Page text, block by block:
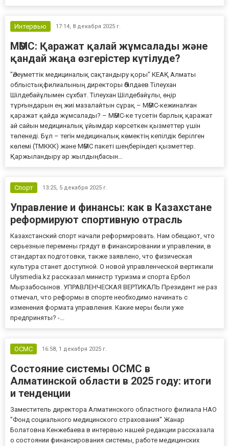
Интервью 17:14, 8 декабря 2025 г.
МӘМС: Қаражат қалай жұмсалады және
қандай жаңа өзгерістер күтілуде?
"Әлеуметтік медициналық сақтандыру қоры" КЕАҚ Алматы
облыстықфилиалының директоры Әбілдаев Тілеухан
Шілдебайұлымен сұхбат. Тілеухан Шілдебайұлы, өңір
тұрғындарын ең жиі мазалайтын сұрақ – МӘМС-кежиналған
қаражат қайда жұмсалады? – МӘМС-ке түсетін барлық қаражат
ай сайын медициналық ұйымдар көрсеткен қызметтер үшін
төленеді. Бұл – тегін медициналық көмектің кепілдік берілген
көлемі (ТМККК) және МӘМС пакеті шеңберіндегі қызметтер.
Қаржыландыру әр жылдыңбасын...
Спорт 13:25, 5 декабря 2025 г.
Управление и финансы: как в Казахстане
реформируют спортивную отрасль
Казахстанский спорт начали реформировать. Нам обещают, что
серьезные перемены грядут в финансировании и управлении, в
стандартах подготовки, также заявлено, что физическая
культура станет доступной. О новой управленческой вертикали
Ulysmedia.kz рассказал министр туризма и спорта Ербол
Мырзабосынов. УПРАВЛЕНЧЕСКАЯ ВЕРТИКАЛЬ Президент не раз
отмечал, что реформы в спорте необходимо начинать с
изменения формата управления. Какие меры были уже
предприняты? -...
ОСМС 16:58, 1 декабря 2025 г.
Состояние системы ОСМС в
Алматинской области в 2025 году: итоги
и тенденции
Заместитель директора Алматинского областного филиала НАО
"Фонд социального медицинского страхования" Жанар
Болатовна Кенжебаева в интервью нашей редакции рассказала
о состоянии финансирования системы, работе медицинских